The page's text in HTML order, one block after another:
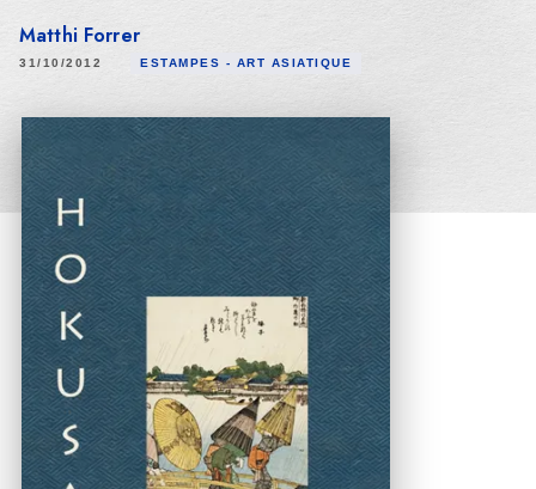
Matthi Forrer
31/10/2012 ESTAMPES - ART ASIATIQUE